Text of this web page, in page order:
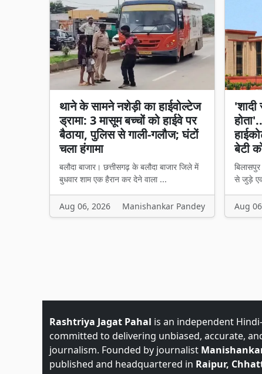
थाने के सामने नशेड़ी का हाईवोल्टेज
ड्रामा: 3 मासूम बच्चों को हाईवे पर
बैठाया, पुलिस से गाली-गलौज; घंटों
चला हंगामा
बलौदा बाजार। छत्तीसगढ़ के बलौदा बाजार जिले में
बुधवार शाम एक हैरान कर देने वाला ...
Aug 06, 2026 Manishankar Pandey
बेटी
से जुड़े एक
Aug
Rashtriya Jagat Pahal is an independent
committed to delivering unbiased, accurate,
journalism. Founded by journalist
published and headquartered in Raipur,